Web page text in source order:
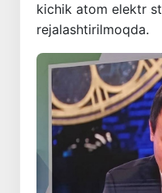
kichik atom elektr
rejalashtirilmoqda.